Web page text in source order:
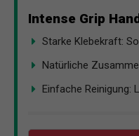
Intense Grip
Starke Klebekraft:
Natürliche
Einfache Reinigung: